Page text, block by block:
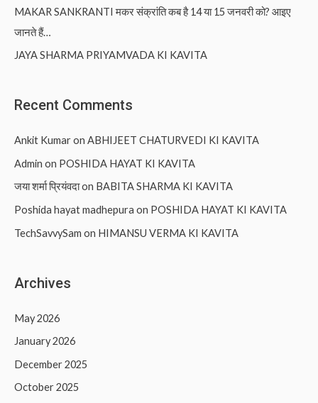
MAKAR SANKRANTI मकर संक्रांति कब है 14 या 15 जनवरी को? आइए
जानते हैं…
JAYA SHARMA PRIYAMVADA KI KAVITA
Recent Comments
Ankit Kumaron ABHIJEET CHATURVEDI KI KAVITA
Admin on POSHIDA HAYAT KI KAVITA
जया शर्मा प्रियंवदाon BABITA SHARMA KI KAVITA
Poshida hayat madhepura on POSHIDA HAYAT KI KAVITA
TechSavvySam on HIMANSU VERMA KI KAVITA
Archives
May 2026
January 2026
December 2025
October 2025